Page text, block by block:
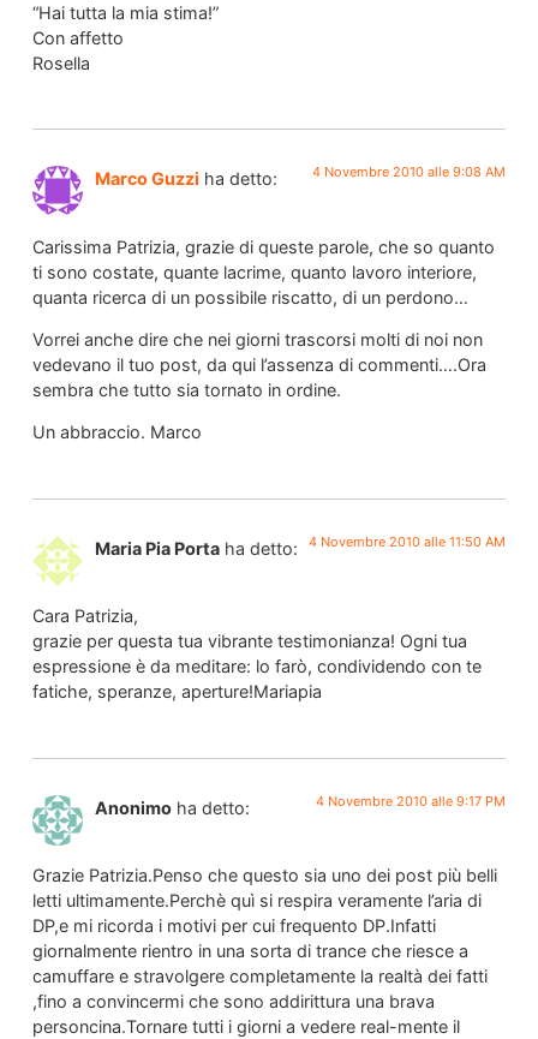
“Hai tutta la mia stima!”
Con affetto
Rosella
Marco Guzzi ha detto: 4 Novembre 2010 alle 9:08 AM
Carissima Patrizia, grazie di queste parole, che so quanto
ti sono costate, quante lacrime, quanto lavoro interiore,
quanta ricerca di un possibile riscatto, di un perdono…
Vorrei anche dire che nei giorni trascorsi molti di noi non
vedevano il tuo post, da qui l’assenza di commenti….Ora
sembra che tutto sia tornato in ordine.
Un abbraccio. Marco
Maria Pia Porta ha detto: 4 Novembre 2010 alle 11:50 AM
Cara Patrizia,
grazie per questa tua vibrante testimonianza! Ogni tua
espressione è da meditare: lo farò, condividendo con te
fatiche, speranze, aperture!Mariapia
Anonimo ha detto: 4 Novembre 2010 alle 9:17 PM
Grazie Patrizia.Penso che questo sia uno dei post più belli
letti ultimamente.Perchè quì si respira veramente l’aria di
DP,e mi ricorda i motivi per cui frequento DP.Infatti
giornalmente rientro in una sorta di trance che riesce a
camuffare e stravolgere completamente la realtà dei fatti
,fino a convincermi che sono addirittura una brava
personcina.Tornare tutti i giorni a vedere real-mente il